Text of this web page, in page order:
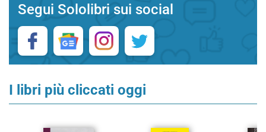
Segui Sololibri sui social
I libri più cliccati oggi